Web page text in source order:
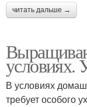
читать дальше →
условиях.
В условиях
требует особого